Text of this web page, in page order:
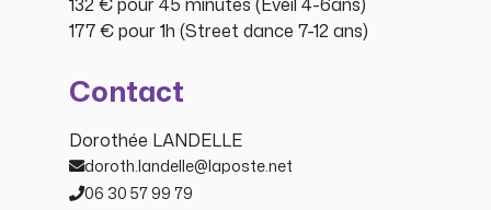
177 € pour 1h (Street dance 7-12 ans)
Contact
Dorothée LANDELLE
doroth.landelle@laposte.net
06 30 57 99 79